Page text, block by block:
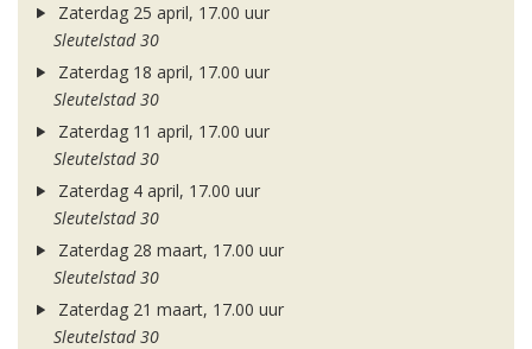
Zaterdag 25 april, 17.00 uur
Sleutelstad 30
Zaterdag 18 april, 17.00 uur
Sleutelstad 30
Zaterdag 11 april, 17.00 uur
Sleutelstad 30
Zaterdag 4 april, 17.00 uur
Sleutelstad 30
Zaterdag 28 maart, 17.00 uur
Sleutelstad 30
Zaterdag 21 maart, 17.00 uur
Sleutelstad 30